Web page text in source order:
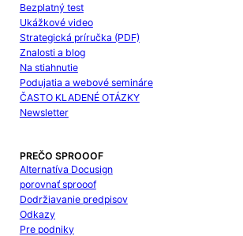
Bezplatný test
Ukážkové video
Strategická príručka (PDF)
Znalosti a blog
Na stiahnutie
Podujatia a webové semináre
ČASTO KLADENÉ OTÁZKY
Newsletter
PREČO SPROOOF
Alternatíva Docusign
porovnať sprooof
Dodržiavanie predpisov
Odkazy
Pre podniky